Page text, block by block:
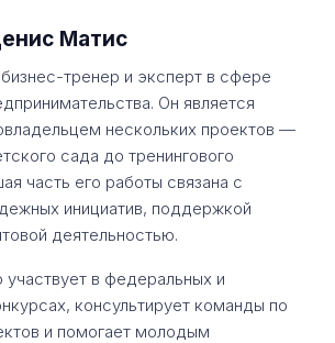
Матис
тренер и эксперт в сфере
Он является
нескольких проектов —
сада до тренингового
часть его работы связана с
инициатив, поддержкой
деятельностью.
участвует в федеральных и
консультирует команды по
и помогает молодым